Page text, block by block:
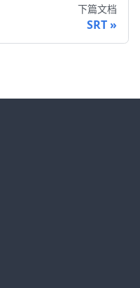
下篇文档
SRT